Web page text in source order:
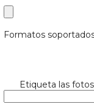
Formatos
Etiqueta las